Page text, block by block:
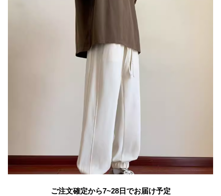
ご注文確定から7~28日でお届け予定